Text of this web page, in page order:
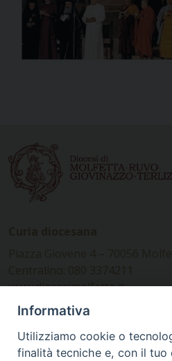
www.diocesimolfetta.it –
Ufficio Comunicazioni sociali
Informativa
Utilizziamo cookie o
finalità tecniche e, con il tuo